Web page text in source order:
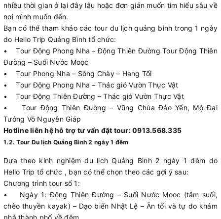
nhiều thời gian ở lại đây lâu hoặc đơn giản muốn tìm hiểu sâu về
nơi mình muốn đến.
Bạn có thể tham khảo các tour du lịch quảng bình trong 1 ngày
do Hello Trip Quảng Bình tổ chức:
• Tour Động Phong Nha – Động Thiên Đường Tour Động Thiên
Đường – Suối Nước Moọc
• Tour Phong Nha – Sông Chày – Hang Tối
• Tour Động Phong Nha – Thác gió Vườn Thực Vật
• Tour Động Thiên Đường – Thác gió Vườn Thực Vật
• Tour Động Thiên Đường – Vũng Chùa Đảo Yến, Mộ Đại
Tướng Võ Nguyên Giáp
Hotline liên hệ hỗ trợ tư vấn đặt tour: 0913.568.335
1.2. Tour Du lịch Quảng Bình 2 ngày 1 đêm
Dựa theo kinh nghiệm du lịch Quảng Bình 2 ngày 1 đêm do
Hello Trip tổ chức , bạn có thể chọn theo các gợi ý sau:
Chương trình tour số 1:
• Ngày 1: Động Thiên Đường – Suối Nước Moọc (tắm suối,
chèo thuyền kayak) – Dạo biển Nhật Lệ – Ăn tối và tự do khám
phá thành phố về đêm